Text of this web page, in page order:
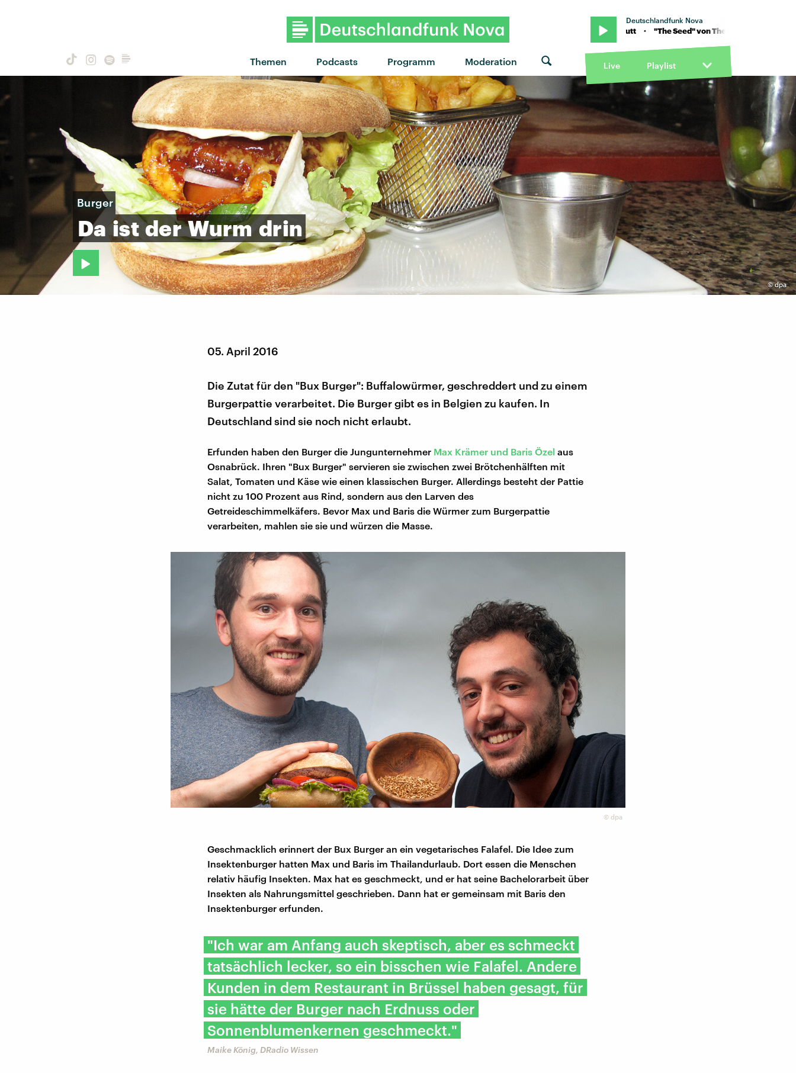
Themen Podcasts Programm Moderation
Deutschlandfunk Nova
"The Seed" von The Roots feat. Cody Chestnutt · "The Seed" von The Roots feat. Cody Chestnutt ·
Live Playlist
©dpa
Burger
Da ist der Wurm drin
05. April 2016
Die Zutat für den "Bux Burger": Buffalowürmer, geschreddert und zu einem
Burgerpattie verarbeitet. Die Burger gibt es in Belgien zu kaufen. In
Deutschland sind sie noch nicht erlaubt.
Erfunden haben den Burger die Jungunternehmer Max Krämer und Baris Özel aus
Osnabrück. Ihren "Bux Burger" servieren sie zwischen zwei Brötchenhälften mit
Salat, Tomaten und Käse wie einen klassischen Burger. Allerdings besteht der Pattie
nicht zu 100 Prozent aus Rind, sondern aus den Larven des
Getreideschimmelkäfers. Bevor Max und Baris die Würmer zum Burgerpattie
verarbeiten, mahlen sie sie und würzen die Masse.
© dpa
Geschmacklich erinnert der Bux Burger an ein vegetarisches Falafel. Die Idee zum
Insektenburger hatten Max und Baris im Thailandurlaub. Dort essen die Menschen
relativ häufig Insekten. Max hat es geschmeckt, und er hat seine Bachelorarbeit über
Insekten als Nahrungsmittel geschrieben. Dann hat er gemeinsam mit Baris den
Insektenburger erfunden.
"Ich war am Anfang auch skeptisch, aber es schmeckt
tatsächlich lecker, so ein bisschen wie Falafel. Andere
Kunden in dem Restaurant in Brüssel haben gesagt, für
sie hätte der Burger nach Erdnuss oder
Sonnenblumenkernen geschmeckt."
Maike König, DRadio Wissen